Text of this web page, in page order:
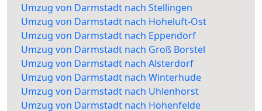
Umzug von Darmstadt nach Stellingen
Umzug von Darmstadt nach Hoheluft-Ost
Umzug von Darmstadt nach Eppendorf
Umzug von Darmstadt nach Groß Borstel
Umzug von Darmstadt nach Alsterdorf
Umzug von Darmstadt nach Winterhude
Umzug von Darmstadt nach Uhlenhorst
Umzug von Darmstadt nach Hohenfelde